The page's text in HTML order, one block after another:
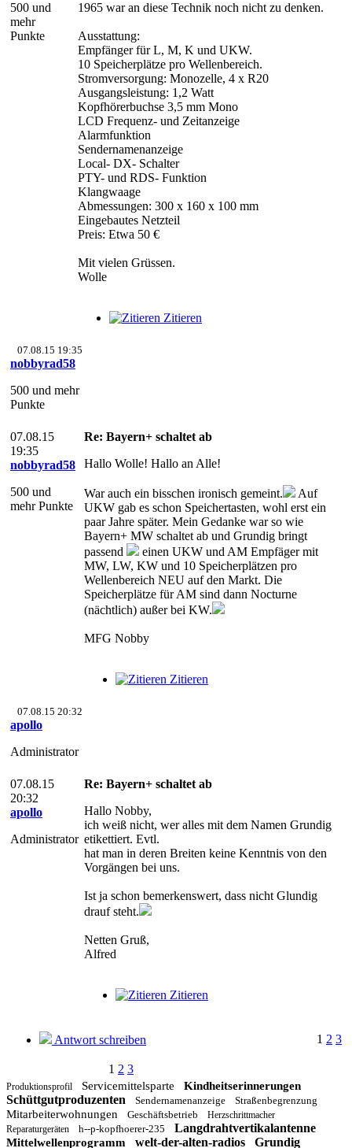
500 und
mehr
Punkte
1965 war an diese Technik noch nicht zu denken.
Ausstattung:
Empfänger für L, M, K und UKW.
10 Speicherplätze pro Wellenbereich.
Stromversorgung: Monozelle, 4 x R20
Ausgangsleistung: 1,2 Watt
Kopfhörerbuchse 3,5 mm Mono
LCD Frequenz- und Zeitanzeige
Alarmfunktion
Sendernamenanzeige
Local- DX- Schalter
PTY- und RDS- Funktion
Klangwaage
Abmessungen: 300 x 160 x 100 mm
Eingebautes Netzteil
Preis: Etwa 50 €
Mit vielen Grüssen.
Wolle
Zitieren
07.08.15 19:35
nobbyrad58
500 und mehr
Punkte
07.08.15
19:35
nobbyrad58
500 und
mehr Punkte
Re: Bayern+ schaltet ab
Hallo Wolle! Hallo an Alle!
War auch ein bisschen ironisch gemeint.
Auf
UKW gab es schon Speichertasten, wohl erst ein
paar Jahre später. Mein Gedanke war so wie
Bayern+ MW schaltet ab und Grundig bringt
passend
einen UKW und AM Empfäger mit
MW, LW, KW und 10 Speicherplätzen pro
Wellenbereich NEU auf den Markt. Die
Speicherplätze für AM sind dann Nocturne
(nächtlich) außer bei KW.
MFG Nobby
Zitieren
07.08.15 20:32
apollo
Administrator
07.08.15
20:32
apollo
Administrator
Re: Bayern+ schaltet ab
Hallo Nobby,
ich weiß nicht, wer alles mit dem Namen Grundig
etikettiert. Evtl.
hat man in deren Breiten keine Kenntnis von den
Vorgängen bei uns.
Ist ja schon bemerkenswert, dass nicht Glundig
drauf steht.
Netten Gruß,
Alfred
Zitieren
Antwort schreiben 1 2 3
1 2 3
Produktionsprofil Servicemittelsparte Kindheitserinnerungen
Schüttgutproduzenten Sendernamenanzeige Straßenbegrenzung
Mitarbeiterwohnungen Geschäftsbetrieb
Herzschrittmacher
Reparaturgeräten
h--p-kopfhoerer-235 Langdrahtvertikalantenne
Mittelwellenprogramm welt-der-alten-radios Grundig